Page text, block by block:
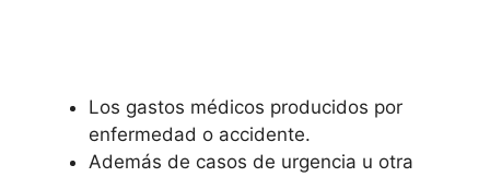
Los gastos médicos producidos por
enfermedad o accidente.
Además de casos de urgencia u otra